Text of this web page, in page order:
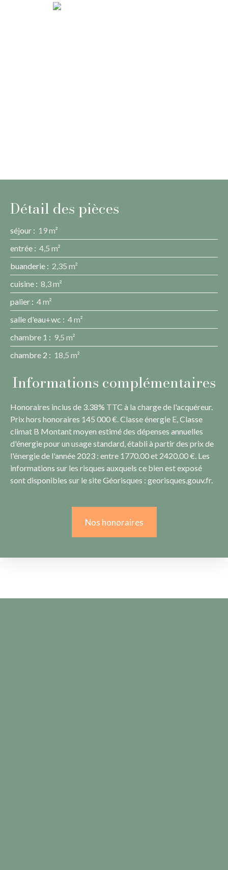
Détail des pièces
séjour : 19 m²
entrée : 4,5 m²
buanderie : 2,35 m²
cuisine : 8,3 m²
palier : 4 m²
salle d'eau+wc : 4 m²
chambre 1 : 9,5 m²
chambre 2 : 18,5 m²
Informations complémentaires
Honoraires inclus de 3.38% TTC à la charge de l'acquéreur.
Prix hors honoraires 145 000 €. Classe énergie E, Classe
climat B Montant moyen estimé des dépenses annuelles
d'énergie pour un usage standard, établi à partir des prix de
l'énergie de l'année 2023 : entre 1770.00 et 2420.00 €. Les
informations sur les risques auxquels ce bien est exposé
sont disponibles sur le site Géorisques : georisques.gouv.fr.
Nos honoraires